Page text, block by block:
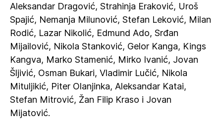
Aleksandar Dragović, Strahinja Eraković, Uroš
Spajić, Nemanja Milunović, Stefan Leković, Milan
Rodić, Lazar Nikolić, Edmund Ado, Srđan
Mijailović, Nikola Stanković, Gelor Kanga, Kings
Kangva, Marko Stamenić, Mirko Ivanić, Jovan
Šljivić, Osman Bukari, Vladimir Lučić, Nikola
Mituljikić, Piter Olanjinka, Aleksandar Katai,
Stefan Mitrović, Žan Filip Kraso i Jovan
Mijatović.